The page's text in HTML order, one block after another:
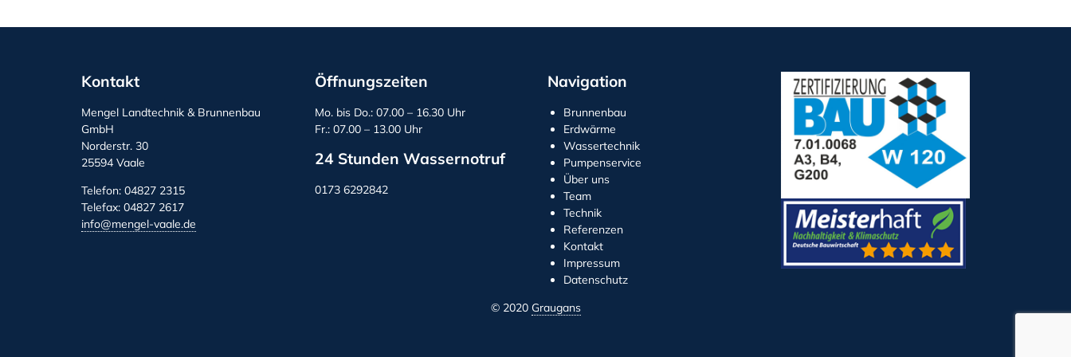
Kontakt
Mengel Landtechnik & Brunnenbau
GmbH
Norderstr. 30
25594 Vaale
Telefon: 04827 2315
Telefax: 04827 2617
info@mengel-vaale.de
Öffnungszeiten
Mo. bis Do.: 07.00 – 16.30 Uhr
Fr.: 07.00 – 13.00 Uhr
24 Stunden Wassernotruf
0173 6292842
Navigation
Brunnenbau
Erdwärme
Wassertechnik
Pumpenservice
Über uns
Team
Technik
Referenzen
Kontakt
Impressum
Datenschutz
© 2020 Graugans